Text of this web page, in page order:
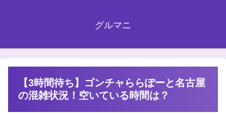
グルマニ
【3時間待ち】ゴンチャららぽーと名古屋
の混雑状況！空いている時間は？